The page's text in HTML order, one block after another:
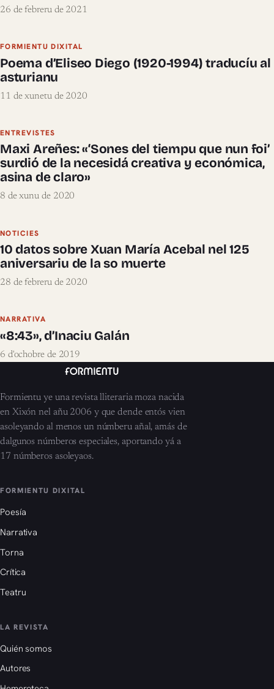
26 de febreru de 2021
FORMIENTU DIXITAL
Poema d’Eliseo Diego (1920-1994) traducíu al
asturianu
11 de xunetu de 2020
ENTREVISTES
Maxi Areñes: «‘Sones del tiempu que nun foi’
surdió de la necesidá creativa y económica,
asina de claro»
8 de xunu de 2020
NOTICIES
10 datos sobre Xuan María Acebal nel 125
aniversariu de la so muerte
28 de febreru de 2020
NARRATIVA
«8:43», d’Inaciu Galán
6 d'ochobre de 2019
Formientu ye una revista lliteraria moza nacida
en Xixón nel añu 2006 y que dende entós vien
asoleyando al menos un númberu añal, amás de
dalgunos númberos especiales, aportando yá a
17 númberos asoleyaos.
FORMIENTU DIXITAL
Poesía
Narrativa
Torna
Crítica
Teatru
LA REVISTA
Quién somos
Autores